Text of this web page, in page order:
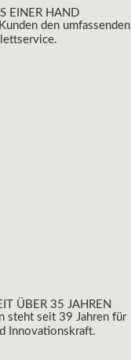
EINER HAND
den umfassenden
ÜBER 35 JAHREN
steht seit 39 Jahren für
Innovationskraft.